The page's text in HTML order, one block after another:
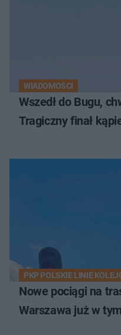
WIADOMOŚCI
Wszedł do Bugu,
Tragiczny finał
PKP POLSKIE LINIE
Nowe pociągi na
Warszawa już w